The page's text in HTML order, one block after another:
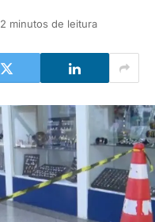
2 minutos de leitura